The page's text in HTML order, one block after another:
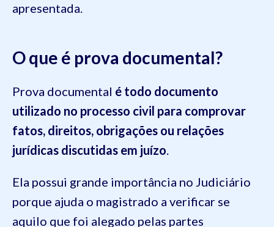
apresentada.
O que é prova documental?
Prova documental é todo documento
utilizado no processo civil para comprovar
fatos, direitos, obrigações ou relações
jurídicas discutidas em juízo.
Ela possui grande importância no Judiciário
porque ajuda o magistrado a verificar se
aquilo que foi alegado pelas partes